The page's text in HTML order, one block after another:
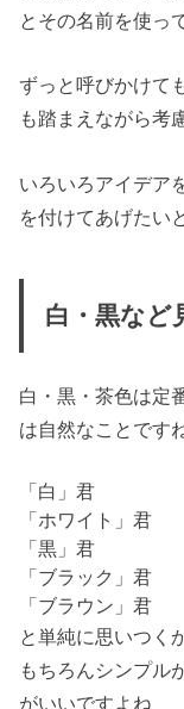
とその名前を使っ
ずっと呼びかけて
も踏まえながら考
いろいろアイデア
を付けてあげたい
白・黒など
白・黒・茶色は定
は自然なことです
「白」君
「ホワイト」君
「黒」君
「ブラック」君
「ブラウン」君
と単純に思いつく
もちろんシンプル
がいいですよね